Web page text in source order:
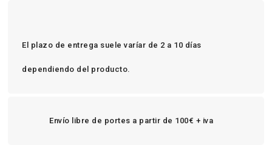
El plazo de entrega suele varíar de 2 a 10 días
dependiendo del producto.
Envío libre de portes a partir de 100€ + iva